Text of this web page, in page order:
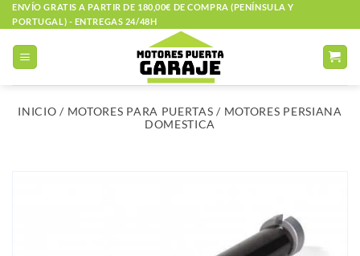
Saltar
al
contenido
ENVÍO GRATIS A PARTIR DE 180,00€ DE COMPRA (PENÍNSULA Y
PORTUGAL) - ENTREGAS 24/48H
INICIO / MOTORES PARA PUERTAS / MOTORES PERSIANA
DOMESTICA